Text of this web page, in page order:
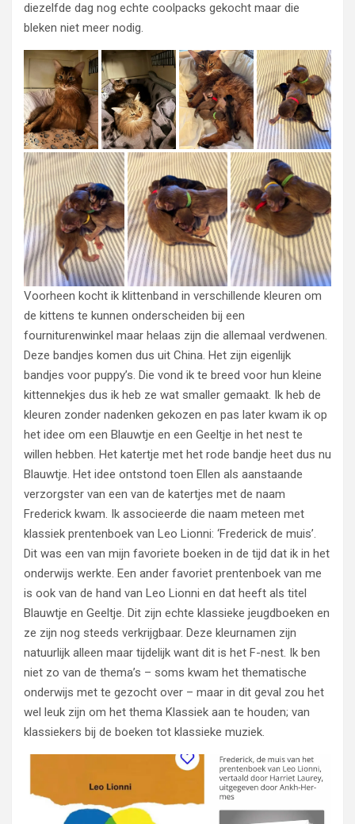
diezelfde dag nog echte coolpacks gekocht maar die
bleken niet meer nodig.
Voorheen kocht ik klittenband in verschillende kleuren om
de kittens te kunnen onderscheiden bij een
fourniturenwinkel maar helaas zijn die allemaal verdwenen.
Deze bandjes komen dus uit China. Het zijn eigenlijk
bandjes voor puppy’s. Die vond ik te breed voor hun kleine
kittennekjes dus ik heb ze wat smaller gemaakt. Ik heb de
kleuren zonder nadenken gekozen en pas later kwam ik op
het idee om een Blauwtje en een Geeltje in het nest te
willen hebben. Het katertje met het rode bandje heet dus nu
Blauwtje. Het idee ontstond toen Ellen als aanstaande
verzorgster van een van de katertjes met de naam
Frederick kwam. Ik associeerde die naam meteen met
klassiek prentenboek van Leo Lionni: ‘Frederick de muis’.
Dit was een van mijn favoriete boeken in de tijd dat ik in het
onderwijs werkte. Een ander favoriet prentenboek van me
is ook van de hand van Leo Lionni en dat heeft als titel
Blauwtje en Geeltje. Dit zijn echte klassieke jeugdboeken en
ze zijn nog steeds verkrijgbaar. Deze kleurnamen zijn
natuurlijk alleen maar tijdelijk want dit is het F-nest. Ik ben
niet zo van de thema’s – soms kwam het thematische
onderwijs met te gezocht over – maar in dit geval zou het
wel leuk zijn om het thema Klassiek aan te houden; van
klassiekers bij de boeken tot klassieke muziek.